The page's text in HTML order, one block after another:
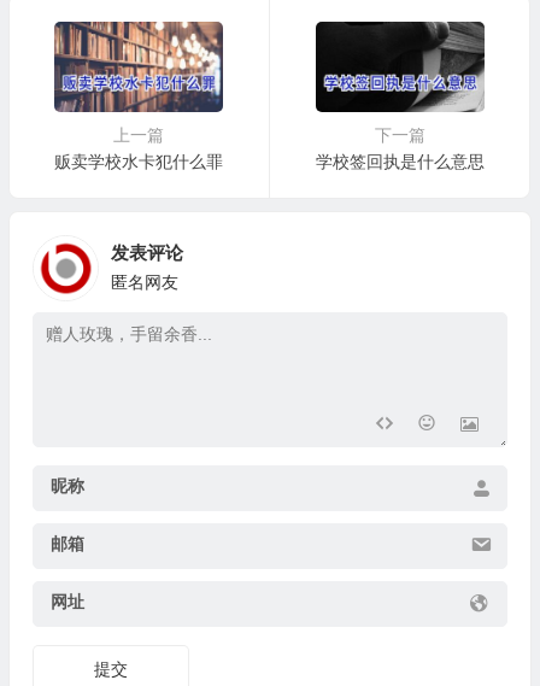
上一篇
贩卖学校水卡犯什么罪
下一篇
学校签回执是什么意思
发表评论
匿名网友
昵称
邮箱
网址
提交